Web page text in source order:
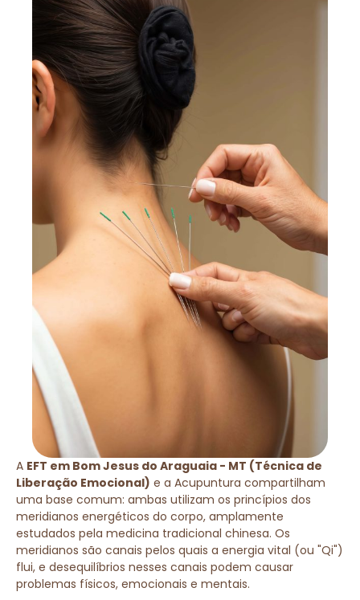
A EFT em Bom Jesus do Araguaia - MT (Técnica de
Liberação Emocional) e a Acupuntura compartilham
uma base comum: ambas utilizam os princípios dos
meridianos energéticos do corpo, amplamente
estudados pela medicina tradicional chinesa. Os
meridianos são canais pelos quais a energia vital (ou "Qi")
flui, e desequilíbrios nesses canais podem causar
problemas físicos, emocionais e mentais.